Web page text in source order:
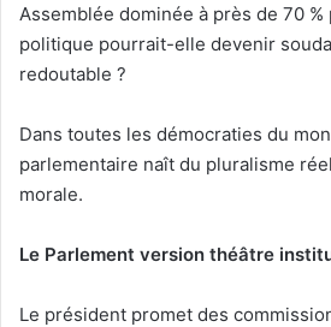
Assemblée dominée à près de 70
politique pourrait-elle devenir
redoutable ?
Dans toutes les démocraties du
parlementaire naît du pluralisme
morale.
Le Parlement version théâtre
Le président promet des